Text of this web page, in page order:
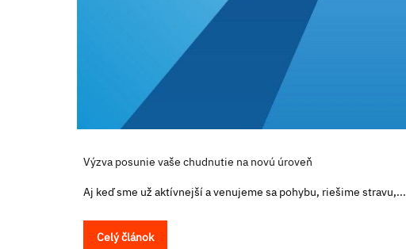
Výzva posunie vaše chudnutie na novú úroveň
Aj keď sme už aktívnejší a venujeme sa pohybu, riešime stravu,...
Celý článok